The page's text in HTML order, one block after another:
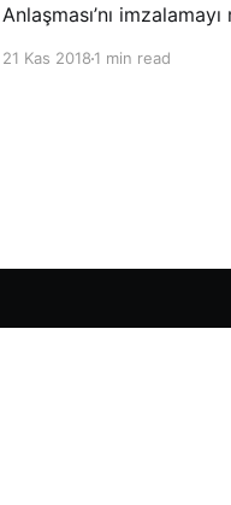
Anlaşması’nı
21 Kas 20181 min read